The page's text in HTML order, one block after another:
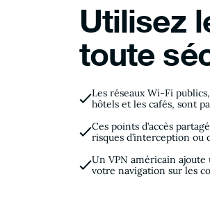
Utilisez
toute
Les réseaux Wi-Fi
hôtels et les cafés, sont
Ces points d’accès
risques d’interception ou
Un VPN américain
votre navigation sur les